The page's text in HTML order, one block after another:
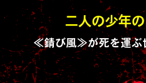
二人の少年
≪錆び風≫が死を運